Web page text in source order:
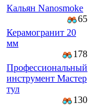
Кальян Nanosmoke
65
Керамогранит 20
мм
178
Профессиональный
инструмент Мастер
тул
130